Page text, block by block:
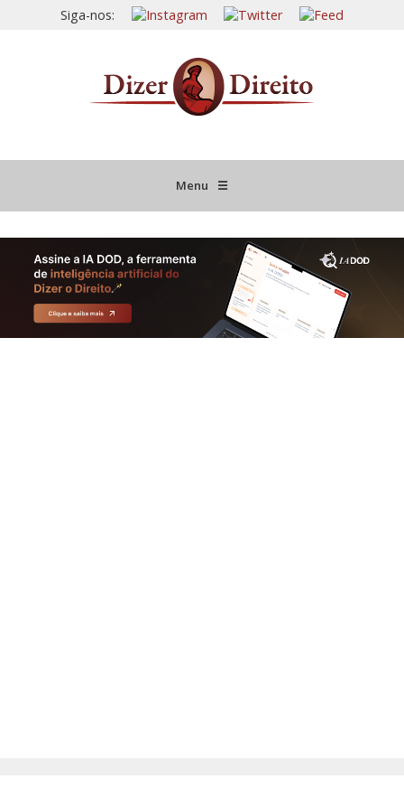
Siga-nos:
Menu ☰
JURISPRUDÊNCIA COMENTADA
INFORMATIVOS COMENTADOS